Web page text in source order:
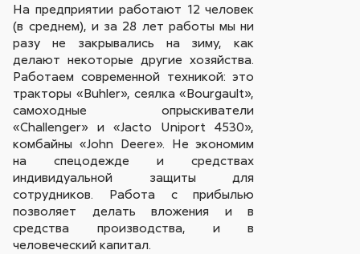
На предприятии работают 12 человек
(в среднем), и за 28 лет работы мы ни
разу не закрывались на зиму, как
делают некоторые другие хозяйства.
Работаем современной техникой: это
тракторы «Buhler», сеялка «Bourgault»,
самоходные опрыскиватели
«Challenger» и «Jacto Uniport 4530»,
комбайны «John Deere». Не экономим
на спецодежде и средствах
индивидуальной защиты для
сотрудников. Работа с прибылью
позволяет делать вложения и в
средства производства, и в
человеческий капитал.